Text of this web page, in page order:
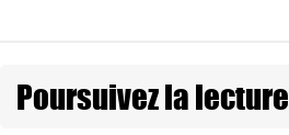
Poursuivez la lecture